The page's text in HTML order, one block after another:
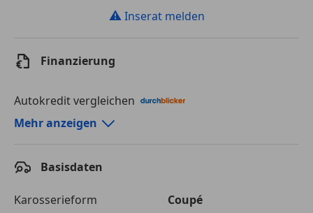
⚠ Inserat melden
Finanzierung
Autokredit vergleichen
Autokredit-Rechner von durchblicker.at
Mehr anzeigen
Basisdaten
Karosserieform
Coupé